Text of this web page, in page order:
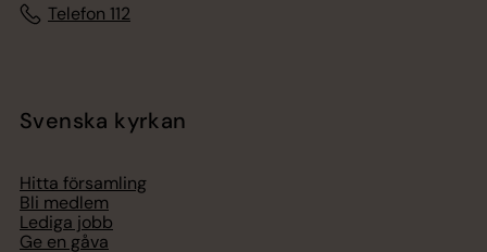
Telefon 112
Svenska kyrkan
Hitta församling
Bli medlem
Lediga jobb
Ge en gåva